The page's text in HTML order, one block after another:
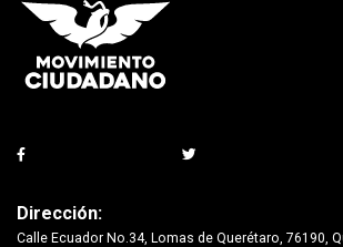
Dirección:
Calle Ecuador No.34, Lomas de Querétaro, 76190,